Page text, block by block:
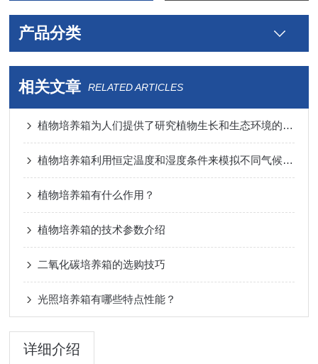
产品分类
相关文章 RELATED ARTICLES
植物培养箱为人们提供了研究植物生长和生态环境的便利条件
植物培养箱利用恒定温度和湿度条件来模拟不同气候下的植被生长环境
植物培养箱有什么作用？
植物培养箱的技术参数介绍
二氧化碳培养箱的选购技巧
光照培养箱有哪些特点性能？
详细介绍